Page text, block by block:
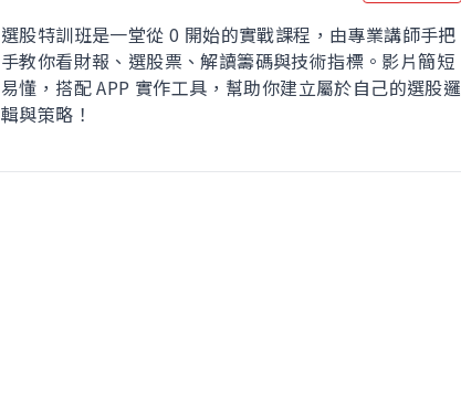
選股特訓班是一堂從 0 開始的實戰課程，由專業講師手把
手教你看財報、選股票、解讀籌碼與技術指標。影片簡短
易懂，搭配 APP 實作工具，幫助你建立屬於自己的選股邏
輯與策略！